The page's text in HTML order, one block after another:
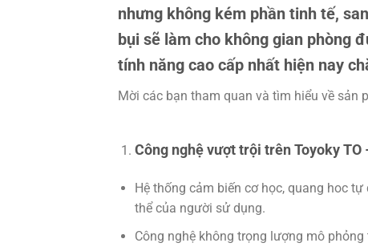
nhưng không kém phần tinh tế,
bụi sẽ làm cho không gian phòng
tính năng cao cấp nhất hiện nay
Mời các bạn tham quan và tìm hiểu về sản
Công nghệ vượt trội trên Toyoky TO
Hệ thống cảm biến cơ học, quang hoc
thể của người sử dụng.
Công nghệ không trọng lượng mô